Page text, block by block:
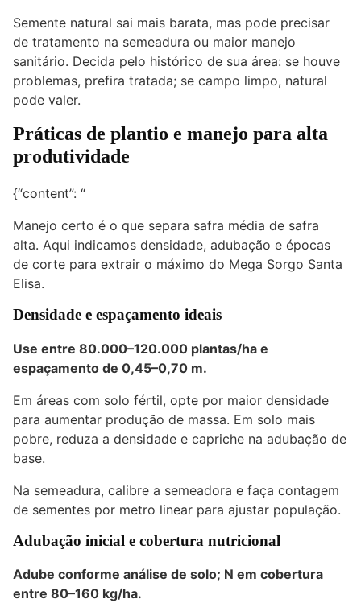
Semente natural sai mais barata, mas pode precisar
de tratamento na semeadura ou maior manejo
sanitário. Decida pelo histórico de sua área: se houve
problemas, prefira tratada; se campo limpo, natural
pode valer.
Práticas de plantio e manejo para alta
produtividade
{“content”: “
Manejo certo é o que separa safra média de safra
alta. Aqui indicamos densidade, adubação e épocas
de corte para extrair o máximo do Mega Sorgo Santa
Elisa.
Densidade e espaçamento ideais
Use entre 80.000–120.000 plantas/ha e
espaçamento de 0,45–0,70 m.
Em áreas com solo fértil, opte por maior densidade
para aumentar produção de massa. Em solo mais
pobre, reduza a densidade e capriche na adubação de
base.
Na semeadura, calibre a semeadora e faça contagem
de sementes por metro linear para ajustar população.
Adubação inicial e cobertura nutricional
Adube conforme análise de solo; N em cobertura
entre 80–160 kg/ha.